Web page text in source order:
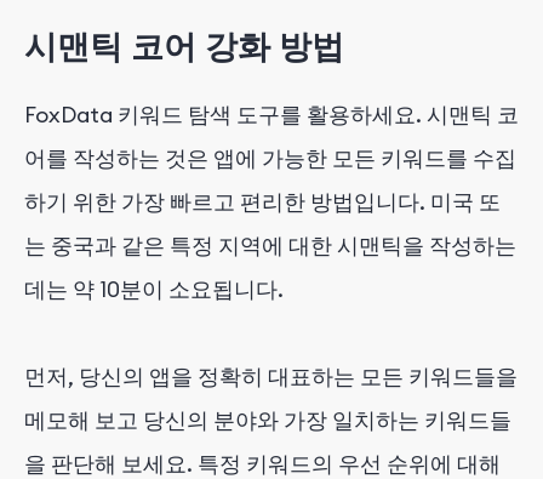
시맨틱 코어 강화 방법
FoxData 키워드 탐색 도구를 활용하세요. 시맨틱 코
어를 작성하는 것은 앱에 가능한 모든 키워드를 수집
하기 위한 가장 빠르고 편리한 방법입니다. 미국 또
는 중국과 같은 특정 지역에 대한 시맨틱을 작성하는
데는 약 10분이 소요됩니다.
먼저, 당신의 앱을 정확히 대표하는 모든 키워드들을
메모해 보고 당신의 분야와 가장 일치하는 키워드들
을 판단해 보세요. 특정 키워드의 우선 순위에 대해